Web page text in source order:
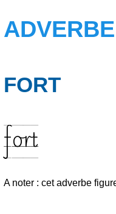
ADVERBE
FORT
fort
A noter : cet adverbe